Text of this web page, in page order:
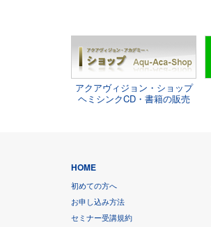
アクアヴィジョン・ショップ
ヘミシンクCD・書籍の販売
HOME
初めての方へ
お申し込み方法
セミナー受講規約